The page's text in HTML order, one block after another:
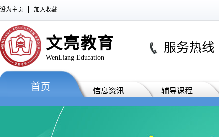
设为主页 加入收藏
文亮教育
WenLiang Education
服务热线
首页 信息资讯 辅导课程